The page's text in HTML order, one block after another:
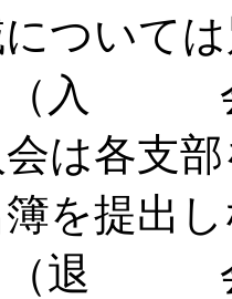
ついて
入
は各支
を提出
退